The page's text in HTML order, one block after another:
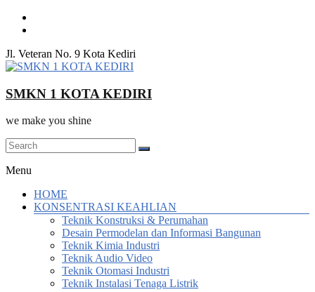
Skip
Jl. Veteran No. 9 Kota Kediri
SMKN 1 KOTA KEDIRI
we make you shine
Menu
HOME
KONSENTRASI KEAHLIAN
Teknik Konstruksi & Perumahan
Desain Permodelan dan Informasi Bangunan
Teknik Kimia Industri
Teknik Audio Video
Teknik Otomasi Industri
Teknik Instalasi Tenaga Listrik